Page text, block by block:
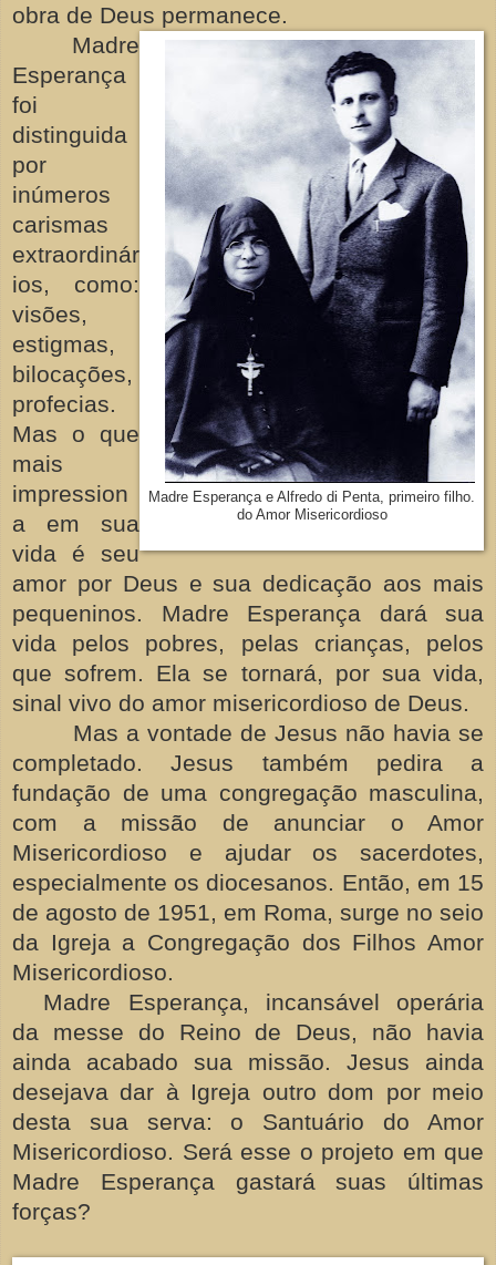
obra de Deus permanece.
Madre Esperança e Alfredo di Penta, primeiro filho.
do Amor Misericordioso
Madre
Esperança
foi
distinguida
por
inúmeros
carismas
extraordinár
ios, como:
visões,
estigmas,
bilocações,
profecias.
Mas o que
mais
impression
a em sua
vida é seu
amor por Deus e sua dedicação aos mais
pequeninos. Madre Esperança dará sua
vida pelos pobres, pelas crianças, pelos
que sofrem. Ela se tornará, por sua vida,
sinal vivo do amor misericordioso de Deus.
Mas a vontade de Jesus não havia se
completado. Jesus também pedira a
fundação de uma congregação masculina,
com a missão de anunciar o Amor
Misericordioso e ajudar os sacerdotes,
especialmente os diocesanos. Então, em 15
de agosto de 1951, em Roma, surge no seio
da Igreja a Congregação dos Filhos Amor
Misericordioso.
Madre Esperança, incansável operária
da messe do Reino de Deus, não havia
ainda acabado sua missão. Jesus ainda
desejava dar à Igreja outro dom por meio
desta sua serva: o Santuário do Amor
Misericordioso. Será esse o projeto em que
Madre Esperança gastará suas últimas
forças?